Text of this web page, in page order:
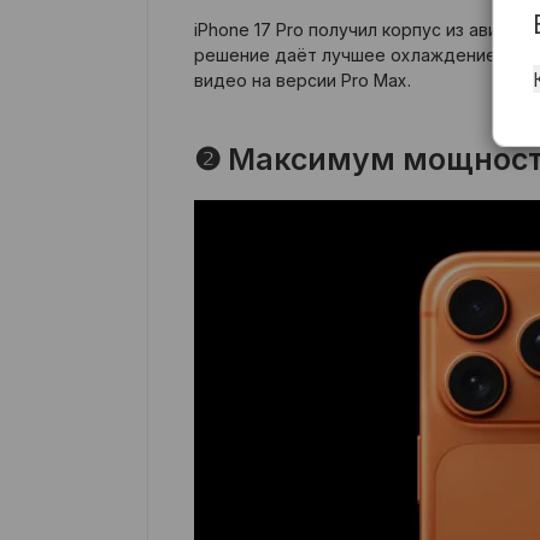
iPhone 17 Pro получил корпус из
решение даёт лучшее охлаждение,
видео на версии Pro Max.
❷ Максимум